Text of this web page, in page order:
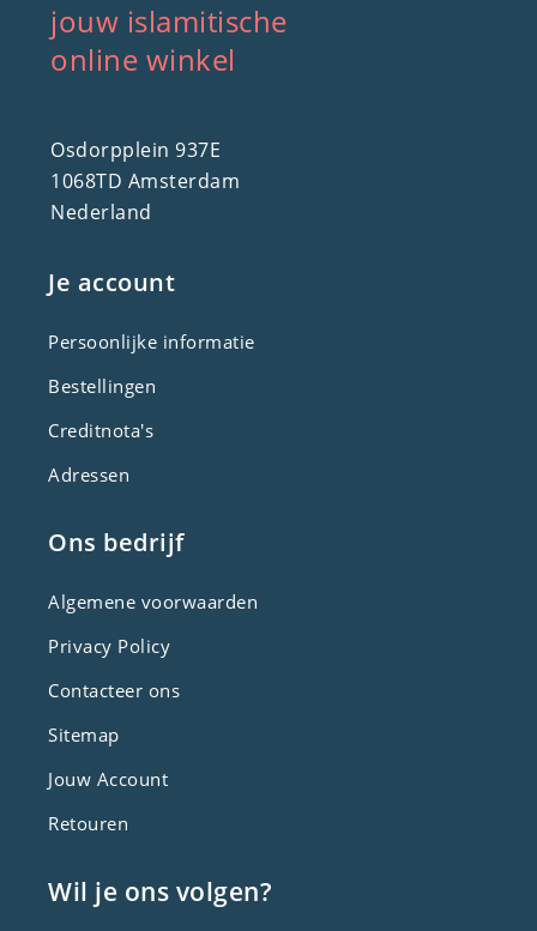
jouw islamitische
online winkel
Osdorpplein 937E
1068TD Amsterdam
Nederland
Je account
Persoonlijke informatie
Bestellingen
Creditnota's
Adressen
Ons bedrijf
Algemene voorwaarden
Privacy Policy
Contacteer ons
Sitemap
Jouw Account
Retouren
Wil je ons volgen?